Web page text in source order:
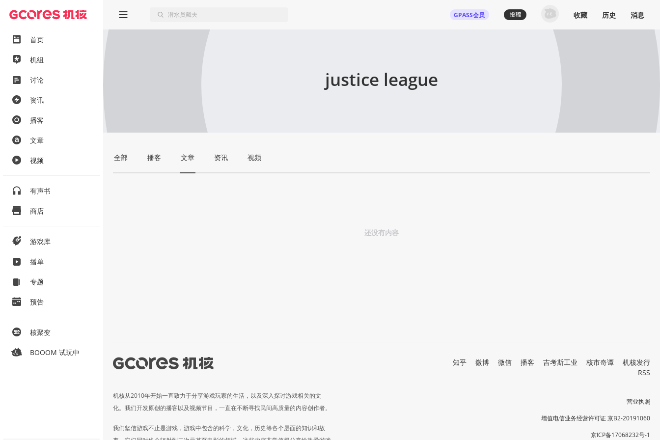
首页
机组
讨论
资讯
播客
文章
视频
有声书
商店
游戏库
播单
专题
预告
核聚变
BOOOM 试玩中
GPASS会员 收藏 历史 消息
justice league
全部 播客 文章 资讯 视频
还没有内容
机核从2010年开始一直致力于分享游戏玩家的生活，以及深入探讨游戏相关的文
化。我们开发原创的播客以及视频节目，一直在不断寻找民间高质量的内容创作者。
我们坚信游戏不止是游戏，游戏中包含的科学，文化，历史等各个层面的知识和故
知乎 微博 微信 播客 吉考斯工业 核市奇谭
机核发行
RSS
营业执照
增值电信业务经营许可证 京B2-20191060
京ICP备17068232号-1